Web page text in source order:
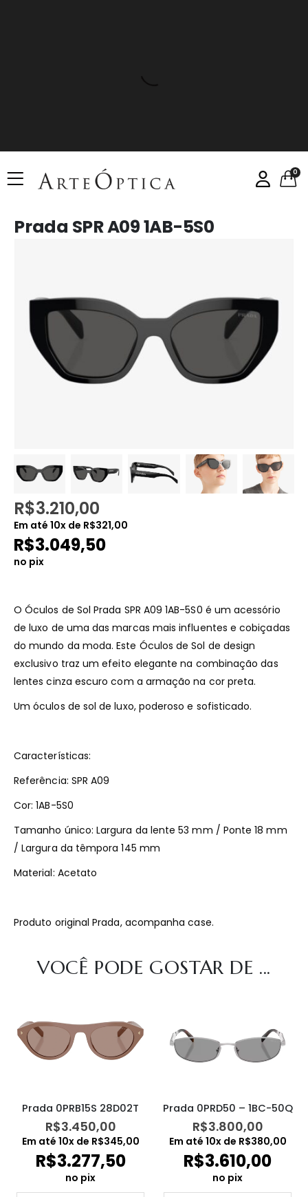
0
Prada SPR A09 1AB-5S0
R$3.210,00
Em até 10x de R$321,00
R$3.049,50
no pix
O Óculos de Sol Prada SPR A09 1AB-5S0 é um acessório
de luxo de uma das marcas mais influentes e cobiçadas
do mundo da moda. Este Óculos de Sol de design
exclusivo traz um efeito elegante na combinação das
lentes cinza escuro com a armação na cor preta.
Um óculos de sol de luxo, poderoso e sofisticado.
Características:
Referência: SPR A09
Cor: 1AB-5S0
Tamanho único: Largura da lente 53 mm / Ponte 18 mm
/ Largura da têmpora 145 mm
Material: Acetato
Produto original Prada, acompanha case.
VOCÊ PODE GOSTAR DE ...
Prada 0PRB15S 28D02T
R$3.450,00
Em até 10x de R$345,00
R$3.277,50
no pix
Prada 0PRD50 – 1BC-50Q
R$3.800,00
Em até 10x de R$380,00
R$3.610,00
no pix